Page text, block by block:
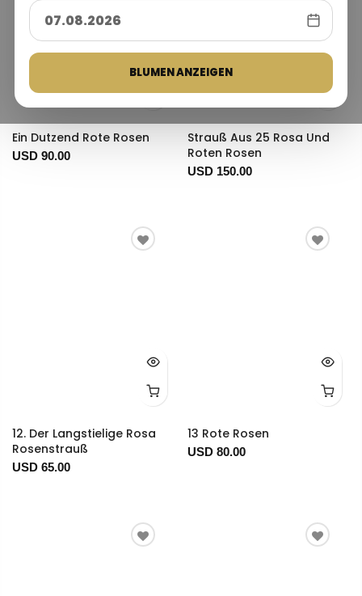
BLUMEN ANZEIGEN
Ein Dutzend Rote Rosen
USD 90.00
Strauß Aus 25 Rosa Und
Roten Rosen
USD 150.00
12. Der Langstielige Rosa
Rosenstrauß
USD 65.00
13 Rote Rosen
USD 80.00